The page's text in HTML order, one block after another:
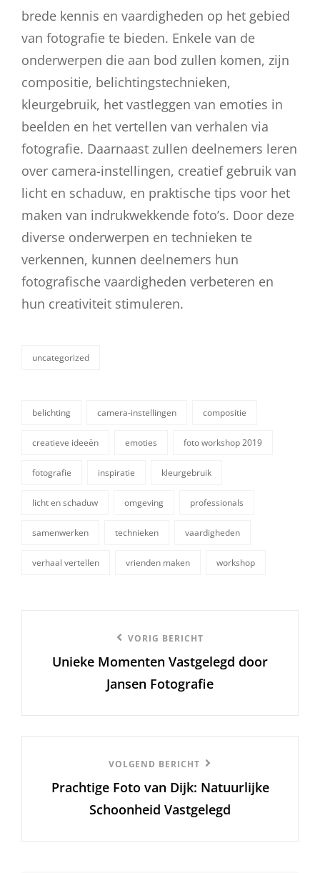
brede kennis en vaardigheden op het gebied
van fotografie te bieden. Enkele van de
onderwerpen die aan bod zullen komen, zijn
compositie, belichtingstechnieken,
kleurgebruik, het vastleggen van emoties in
beelden en het vertellen van verhalen via
fotografie. Daarnaast zullen deelnemers leren
over camera-instellingen, creatief gebruik van
licht en schaduw, en praktische tips voor het
maken van indrukwekkende foto’s. Door deze
diverse onderwerpen en technieken te
verkennen, kunnen deelnemers hun
fotografische vaardigheden verbeteren en
hun creativiteit stimuleren.
categorieën
uncategorized
belichting camera-instellingen compositie
creatieve ideeën emoties foto workshop 2019
fotografie inspiratie kleurgebruik
licht en schaduw omgeving professionals
samenwerken technieken vaardigheden
verhaal vertellen vrienden maken workshop
bericht
VORIG BERICHT
Unieke Momenten Vastgelegd door
Jansen Fotografie
Bericht
VOLGEND BERICHT
Prachtige Foto van Dijk: Natuurlijke
Schoonheid Vastgelegd